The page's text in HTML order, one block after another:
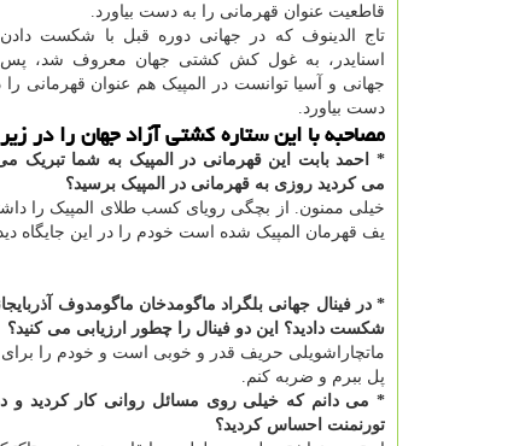
قاطعیت عنوان قهرمانی را به دست بیاورد.
تاج الدینوف که در جهانی دوره قبل با شکست
اسنایدر، به غول کش کشتی جهان معروف شد، پس
دست بیاورد.
مصاحبه با این ستاره کشتی آزاد جهان را در
* احمد بابت این قهرمانی در المپیک به شما تبریک
می کردید روزی به قهرمانی در المپیک برسید؟
خیلی ممنون. از بچگی رویای کسب طلای المپیک را
یف قهرمان المپیک شده است خودم را در این جایگاه
* در فینال جهانی بلگراد ماگومدخان ماگومدوف
شکست دادید؟ این دو فینال را چطور ارزیابی می کنید؟
پل ببرم و ضربه کنم.
* می دانم که خیلی روی مسائل روانی کار کردید و
تورنمنت احساس کردید؟